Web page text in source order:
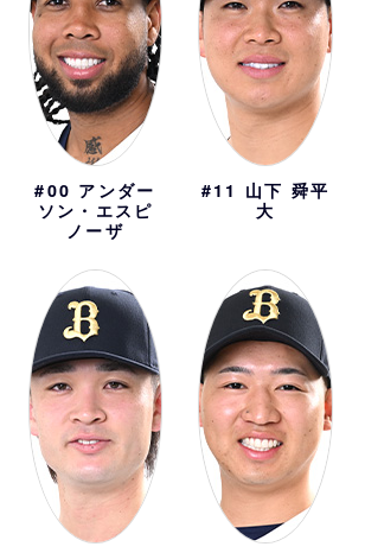
#00 アンダー
ソン・エスピ
ノーザ
#11 山下 舜平
大